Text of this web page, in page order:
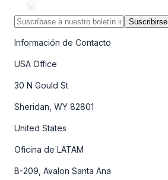
Suscribirse
Información de Contacto
USA Office
30 N Gould St
Sheridan, WY 82801
United States
Oficina de LATAM
B-209, Avalon Santa Ana